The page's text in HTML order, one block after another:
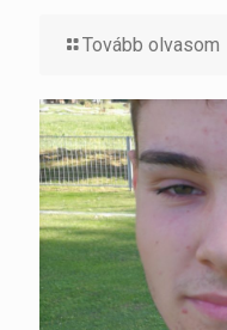
Tovább olvasom